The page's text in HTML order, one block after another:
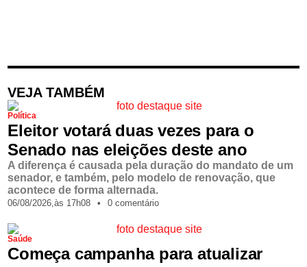
VEJA TAMBÉM
Política
Eleitor votará duas vezes para o
Senado nas eleições deste ano
A diferença é causada pela duração do mandato de um
senador, e também, pelo modelo de renovação, que
acontece de forma alternada.
06/08/2026,às 17h08 • 0 comentário
Saúde
Começa campanha para atualizar